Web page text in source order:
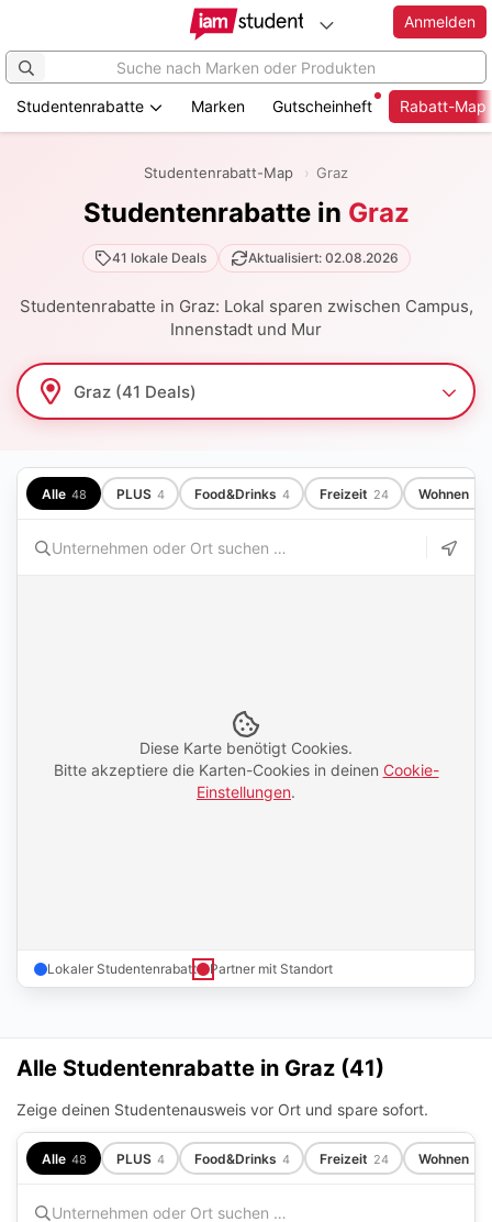
Anmelden
Studentenrabatte Marken Gutscheinheft Rabatt-Map
Studentenrabatt-Map Graz
Studentenrabatte in Graz
41 lokale Deals Aktualisiert: 02.08.2026
Studentenrabatte in Graz: Lokal sparen zwischen Campus,
Innenstadt und Mur
Alle 48 PLUS 4 Food&Drinks 4 Freizeit 24 Wohnen
Diese Karte benötigt Cookies.
Bitte akzeptiere die Karten-Cookies in deinen Cookie-
Einstellungen.
Lokaler Studentenrabatt Partner mit Standort
Alle Studentenrabatte in Graz (41)
Zeige deinen Studentenausweis vor Ort und spare sofort.
Alle 48 PLUS 4 Food&Drinks 4 Freizeit 24 Wohnen